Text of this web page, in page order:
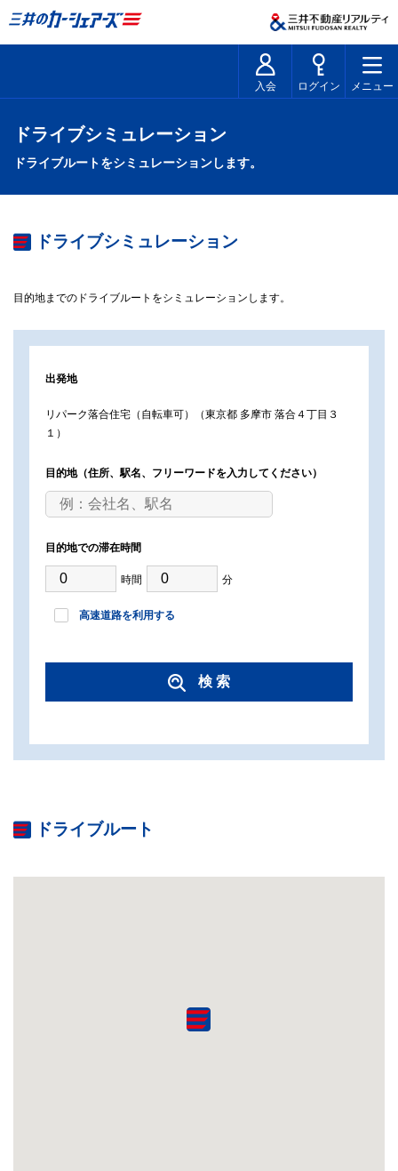
入会 ログイン メニュー
ドライブシミュレーション
ドライブルートをシミュレーションします。
ドライブシミュレーション
目的地までのドライブルートをシミュレーションします。
出発地
リパーク落合住宅（自転車可）（東京都 多摩市 落合４丁目３
１）
目的地（住所、駅名、フリーワードを入力してください）
目的地での滞在時間
時間 分
高速道路を利用する
検 索
ドライブルート